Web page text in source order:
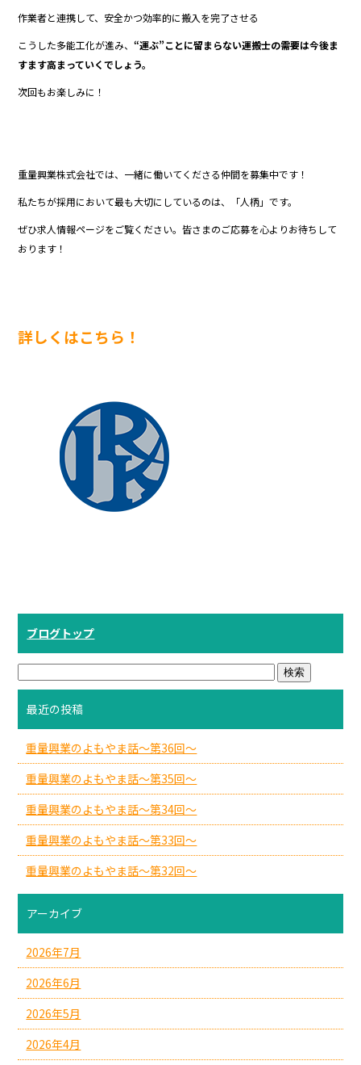
作業者と連携して、安全かつ効率的に搬入を完了させる
こうした多能工化が進み、“運ぶ”ことに留まらない運搬士の需要は今後ま
すます高まっていくでしょう。
次回もお楽しみに！
重量興業株式会社では、一緒に働いてくださる仲間を募集中です！
私たちが採用において最も大切にしているのは、「人柄」です。
ぜひ求人情報ページをご覧ください。皆さまのご応募を心よりお待ちして
おります！
詳しくはこちら！
ブログトップ
最近の投稿
重量興業のよもやま話～第36回～
重量興業のよもやま話～第35回～
重量興業のよもやま話～第34回～
重量興業のよもやま話～第33回～
重量興業のよもやま話～第32回～
アーカイブ
2026年7月
2026年6月
2026年5月
2026年4月